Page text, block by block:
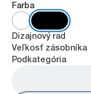
Farba
Dizajnový rad
Veľkosť zásobníka
Podkategória